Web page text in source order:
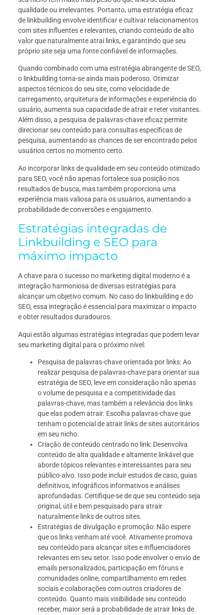
qualidade ou irrelevantes. Portanto, uma estratégia eficaz
de linkbuilding envolve identificar e cultivar relacionamentos
com sites influentes e relevantes, criando conteúdo de alto
valor que naturalmente atrai links, e garantindo que seu
próprio site seja uma fonte confiável de informações.
Quando combinado com uma estratégia abrangente de SEO,
o linkbuilding torna-se ainda mais poderoso. Otimizar
aspectos técnicos do seu site, como velocidade de
carregamento, arquitetura de informações e experiência do
usuário, aumenta sua capacidade de atrair e reter visitantes.
Além disso, a pesquisa de palavras-chave eficaz permite
direcionar seu conteúdo para consultas específicas de
pesquisa, aumentando as chances de ser encontrado pelos
usuários certos no momento certo.
Ao incorporar links de qualidade em seu conteúdo otimizado
para SEO, você não apenas fortalece sua posição nos
resultados de busca, mas também proporciona uma
experiência mais valiosa para os usuários, aumentando a
probabilidade de conversões e engajamento.
Estratégias integradas de
Linkbuilding e SEO para
máximo impacto
A chave para o sucesso no marketing digital moderno é a
integração harmoniosa de diversas estratégias para
alcançar um objetivo comum. No caso do linkbuilding e do
SEO, essa integração é essencial para maximizar o impacto
e obter resultados duradouros.
Aqui estão algumas estratégias integradas que podem levar
seu marketing digital para o próximo nível:
Pesquisa de palavras-chave orientada por links: Ao
realizar pesquisa de palavras-chave para orientar sua
estratégia de SEO, leve em consideração não apenas
o volume de pesquisa e a competitividade das
palavras-chave, mas também a relevância dos links
que elas podem atrair. Escolha palavras-chave que
tenham o potencial de atrair links de sites autoritários
em seu nicho.
Criação de conteúdo centrado no link: Desenvolva
conteúdo de alta qualidade e altamente linkável que
aborde tópicos relevantes e interessantes para seu
público-alvo. Isso pode incluir estudos de caso, guias
definitivos, infográficos informativos e análises
aprofundadas. Certifique-se de que seu conteúdo seja
original, útil e bem pesquisado para atrair
naturalmente links de outros sites.
Estratégias de divulgação e promoção: Não espere
que os links venham até você. Ativamente promova
seu conteúdo para alcançar sites e influenciadores
relevantes em seu setor. Isso pode envolver o envio de
emails personalizados, participação em fóruns e
comunidades online, compartilhamento em redes
sociais e colaborações com outros criadores de
conteúdo. Quanto mais visibilidade seu conteúdo
receber, maior será a probabilidade de atrair links de